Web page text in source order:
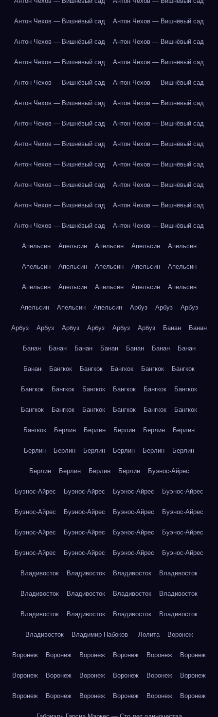
Антон Чехов — Вишнёвый сад Антон Чехов — Вишнёвый сад
Антон Чехов — Вишнёвый сад Антон Чехов — Вишнёвый сад
Антон Чехов — Вишнёвый сад Антон Чехов — Вишнёвый сад
Антон Чехов — Вишнёвый сад Антон Чехов — Вишнёвый сад
Антон Чехов — Вишнёвый сад Антон Чехов — Вишнёвый сад
Антон Чехов — Вишнёвый сад Антон Чехов — Вишнёвый сад
Антон Чехов — Вишнёвый сад Антон Чехов — Вишнёвый сад
Антон Чехов — Вишнёвый сад Антон Чехов — Вишнёвый сад
Антон Чехов — Вишнёвый сад Антон Чехов — Вишнёвый сад
Антон Чехов — Вишнёвый сад Антон Чехов — Вишнёвый сад
Антон Чехов — Вишнёвый сад Антон Чехов — Вишнёвый сад
Апельсин Апельсин Апельсин Апельсин Апельсин
Апельсин Апельсин Апельсин Апельсин Апельсин
Апельсин Апельсин Апельсин Апельсин Апельсин
Апельсин Апельсин Апельсин Арбуз Арбуз Арбуз
Арбуз Арбуз Арбуз Арбуз Арбуз Арбуз Банан Банан
Банан Банан Банан Банан Банан Банан Банан
Банан Бангкок Бангкок Бангкок Бангкок Бангкок
Бангкок Бангкок Бангкок Бангкок Бангкок Бангкок
Бангкок Бангкок Бангкок Бангкок Бангкок Бангкок
Бангкок Берлин Берлин Берлин Берлин Берлин
Берлин Берлин Берлин Берлин Берлин Берлин
Берлин Берлин Берлин Берлин Буэнос-Айрес
Буэнос-Айрес Буэнос-Айрес Буэнос-Айрес Буэнос-Айрес
Буэнос-Айрес Буэнос-Айрес Буэнос-Айрес Буэнос-Айрес
Буэнос-Айрес Буэнос-Айрес Буэнос-Айрес Буэнос-Айрес
Буэнос-Айрес Буэнос-Айрес Буэнос-Айрес Буэнос-Айрес
Владивосток Владивосток Владивосток Владивосток
Владивосток Владивосток Владивосток Владивосток
Владивосток Владивосток Владивосток Владивосток
Владивосток Владимир Набоков — Лолита Воронеж
Воронеж Воронеж Воронеж Воронеж Воронеж Воронеж
Воронеж Воронеж Воронеж Воронеж Воронеж Воронеж
Воронеж Воронеж Воронеж Воронеж Воронеж Воронеж